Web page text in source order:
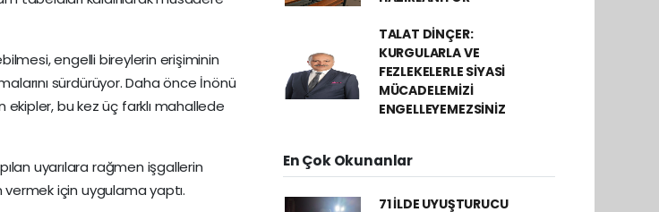
engelli bireylerin erişiminin
sürdürüyor. Daha önce İnönü
ekipler, bu kez üç farklı mahallede
uyarılara rağmen işgallerin
için uygulama yaptı.
TALAT DİNÇER:
KURGULARLA VE
FEZLEKELERLE SİYASİ
MÜCADELEMİZİ
ENGELLEYEMEZSİNİZ
En Çok Okunanlar
71 İLDE UYUŞTURUCU